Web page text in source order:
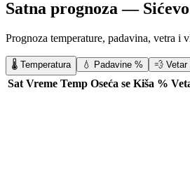
Satna prognoza — Sićevo
Prognoza temperature, padavina, vetra i
🌡️ Temperatura 💧 Padavine % 💨 Vetar
Sat Vreme Temp Oseća se Kiša %